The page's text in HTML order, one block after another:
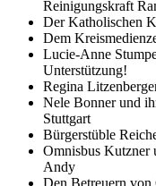
Reinigungskraft
Der Katholischen
Dem
Lucie-Anne
Unterstützung!
Regina
Nele Bonner und
Stuttgart
Bürgerstüble
Omnisbus Kutzner
Andy
Den Betreuern von